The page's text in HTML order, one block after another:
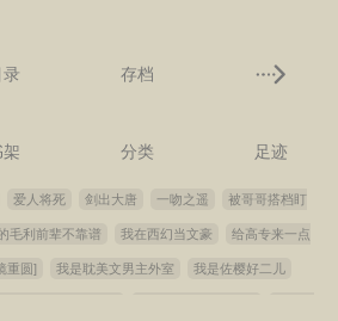
录 存档
分类 足迹
爱人将死 剑出大唐 一吻之遥 被哥哥搭档盯
毛利前辈不靠谱 我在西幻当文豪 给高专来一点
重圆] 我是耽美文男主外室 我是佐樱好二儿